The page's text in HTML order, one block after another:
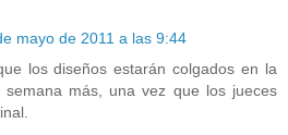
mayo de 2011 a las 9:44
los diseños estarán colgados en la
más, una vez que los jueces